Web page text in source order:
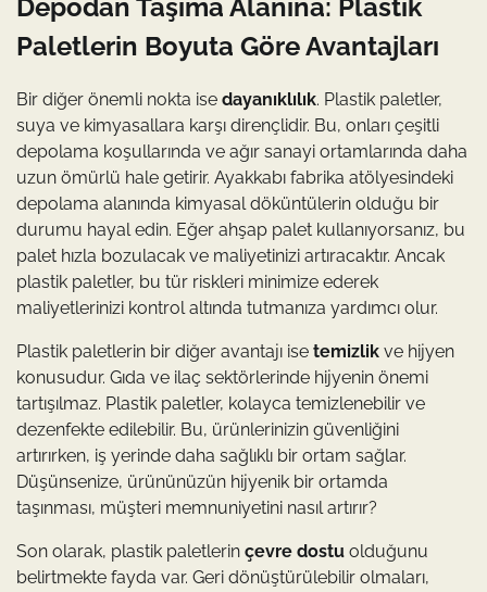
Depodan Taşıma Alanına: Plastik
Paletlerin Boyuta Göre Avantajları
Bir diğer önemli nokta ise dayanıklılık. Plastik paletler,
suya ve kimyasallara karşı dirençlidir. Bu, onları çeşitli
depolama koşullarında ve ağır sanayi ortamlarında daha
uzun ömürlü hale getirir. Ayakkabı fabrika atölyesindeki
depolama alanında kimyasal döküntülerin olduğu bir
durumu hayal edin. Eğer ahşap palet kullanıyorsanız, bu
palet hızla bozulacak ve maliyetinizi artıracaktır. Ancak
plastik paletler, bu tür riskleri minimize ederek
maliyetlerinizi kontrol altında tutmanıza yardımcı olur.
Plastik paletlerin bir diğer avantajı ise temizlik ve hijyen
konusudur. Gıda ve ilaç sektörlerinde hijyenin önemi
tartışılmaz. Plastik paletler, kolayca temizlenebilir ve
dezenfekte edilebilir. Bu, ürünlerinizin güvenliğini
artırırken, iş yerinde daha sağlıklı bir ortam sağlar.
Düşünsenize, ürününüzün hijyenik bir ortamda
taşınması, müşteri memnuniyetini nasıl artırır?
Son olarak, plastik paletlerin çevre dostu olduğunu
belirtmekte fayda var. Geri dönüştürülebilir olmaları,